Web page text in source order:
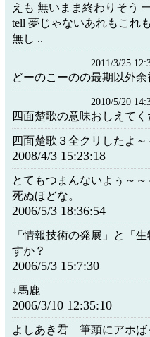
えも 無いまま終わりそう
tell 夢じゃないあれもこれ
無し ..
2011/3/25
どーのこーのの最期以外余
2010/5/20
四面楚歌の意味おしえてく
四面楚歌３全クリしたよ～
2008/4/3 15:23:18
とてもつまんないよぅ～～
死ぬほどな。
2006/5/3 18:36:54
「情報技術の発展」と「
すか？
2006/5/3 15:7:30
↓馬鹿
2006/3/10 12:35:10
よしあき君 筆頭にアホば